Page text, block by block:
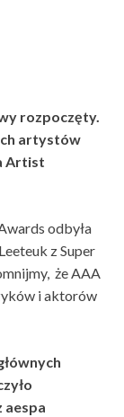
rozpoczęty.
artystów
Artist
odbyła
z Super
że AAA
i aktorów
aespa